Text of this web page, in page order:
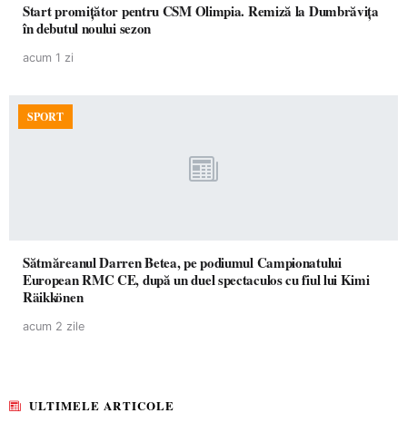
Start promițător pentru CSM Olimpia. Remiză la Dumbrăvița
în debutul noului sezon
acum 1 zi
SPORT
Sătmăreanul Darren Betea, pe podiumul Campionatului
European RMC CE, după un duel spectaculos cu fiul lui Kimi
Räikkönen
acum 2 zile
ULTIMELE ARTICOLE